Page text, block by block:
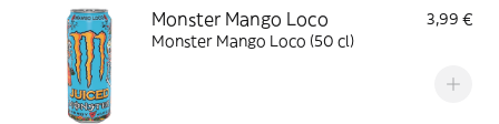
Monster Mango Loco
3,99 €
Monster Mango Loco (50 cl)